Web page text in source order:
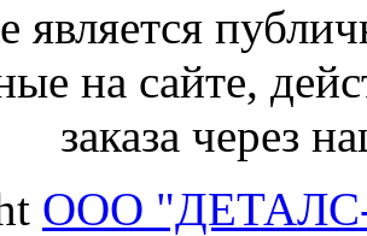
является
на сайте,
заказа через
ООО